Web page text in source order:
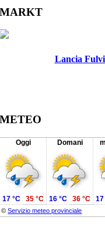
Facebook
Twitter
Reddit
LinkedIn
WhatsApp
Tumblr
Pinterest
Vk
Xing
Email
MARKT
Lancia
METEO
Oggi Domani
©Servizio meteo provinciale
17 °C 35 °C 16 °C 36 °C 17